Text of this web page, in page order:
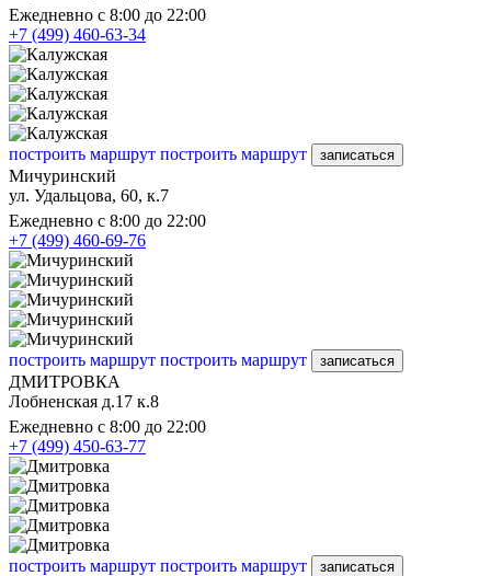
Ежедневно с 8:00 до 22:00
+7 (499) 460-63-34
построить маршрут построить маршрут записаться
Мичуринский
ул. Удальцова, 60, к.7
Ежедневно с 8:00 до 22:00
+7 (499) 460-69-76
построить маршрут построить маршрут записаться
ДМИТРОВКА
Лобненская д.17 к.8
Ежедневно с 8:00 до 22:00
+7 (499) 450-63-77
построить маршрут построить маршрут записаться